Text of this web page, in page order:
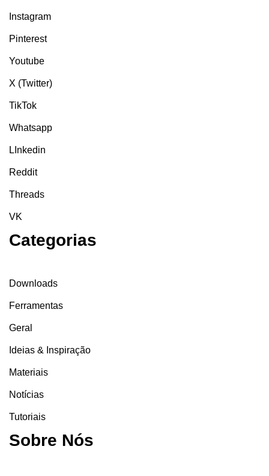
Instagram
Pinterest
Youtube
X (Twitter)
TikTok
Whatsapp
LInkedin
Reddit
Threads
VK
Categorias
Downloads
Ferramentas
Geral
Ideias & Inspiração
Materiais
Notícias
Tutoriais
Sobre Nós